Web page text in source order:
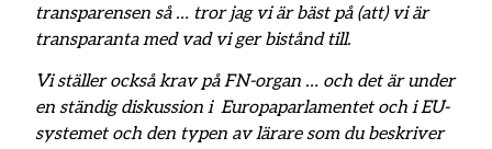
transparensen så … tror jag vi är bäst på (att) vi är
transparanta med vad vi ger bistånd till.
Vi ställer också krav på FN-organ … och det är under
en ständig diskussion i Europaparlamentet och i EU-
systemet och den typen av lärare som du beskriver